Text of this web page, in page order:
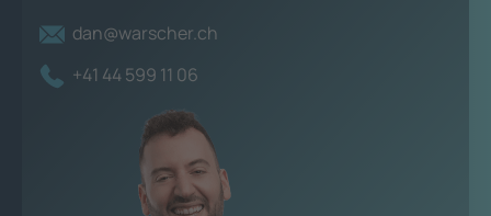
dan@warscher.ch
+41 44 599 11 06